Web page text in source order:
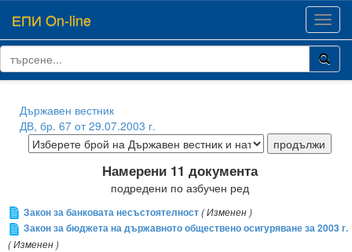
ЕПИ On-line
Държавен вестник
ДВ, бр. 67 от 29.07.2003 г.
Намерени 11 документа
подредени по азбучен ред
Закон за банковата несъстоятелност( Изменен )
Закон за бюджета на държавното обществено осигуряване за 2003 г.
( Изменен )